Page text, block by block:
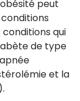
peut
conditions qui
de type
et la